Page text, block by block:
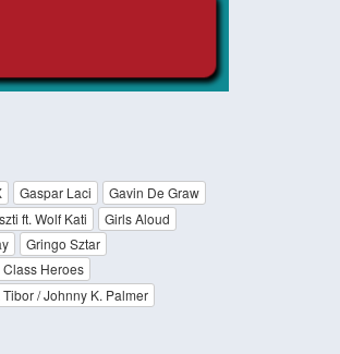
Gaspar Laci
Gavin De Graw
ft. Wolf Kati
Girls Aloud
Gringo Sztar
Class Heroes
/ Johnny K. Palmer